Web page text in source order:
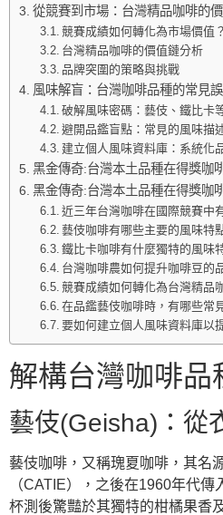
從競賽到市場：台灣精品咖啡的
競賽成績如何轉化為市場價值？
台灣精品咖啡的價值鏈分析
品牌突圍的策略與挑戰
風味解盲：台灣咖啡品種的常見
破解風味密碼：藝伎、鐵比卡
避開品鑑盲點：常見的風味描
建立個人風味資料庫：系統化
黑金傳奇:台灣本土品種在得獎咖
黑金傳奇:台灣本土品種在得獎咖
近三年台灣咖啡在國際競賽中
藝伎咖啡有哪些主要的風味特
鐵比卡咖啡有什麼獨特的風味
台灣咖啡農如何提升咖啡豆的
競賽成績如何轉化為台灣精品
在品鑑藝伎咖啡時，有哪些常
要如何建立個人風味資料庫以
解構台灣咖啡
藝伎(Geisha)：從
藝伎咖啡，又稱瑰夏咖啡，其名
（CATIE），之後在1960年代
杯測後驚豔於其獨特的柑橘果香